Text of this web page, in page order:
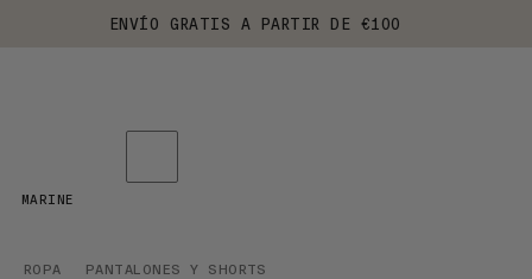
ENVÍO GRATIS A PARTIR DE €100
ROPA PANTALONES Y SHORTS
MARINE